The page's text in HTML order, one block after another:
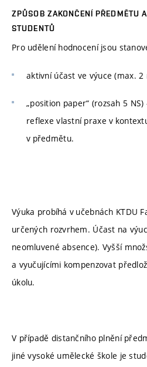
ZPŮSOB ZAKONČENÍ PŘEDMĚTU
STUDENTŮ
Pro udělení hodnocení jsou
aktivní účast ve výuce (max. 2
„position paper“ (rozsah 5
reflexe vlastní praxe v
v předmětu.
Výuka probíhá v učebnách KTDU
určených rozvrhem. Účast na
neomluvené absence). Vyšší
a vyučujícími kompenzovat
úkolu.
V případě distančního plnění
jiné vysoké umělecké škole je